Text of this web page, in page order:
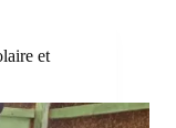
et